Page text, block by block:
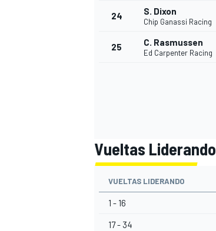
24 S. Dixon
Chip Ganassi Racing
25 C. Rasmussen
Ed Carpenter Racing
Vueltas Liderando
VUELTAS LIDERANDO
1 - 16
17 - 34